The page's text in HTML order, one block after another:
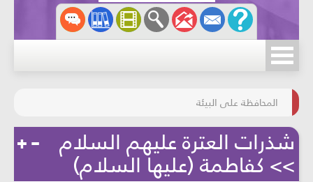
مسابقة الركب الحسينيّ
المحافظة على البيئة
شذرات العترة عليهم السلام
>> كفاطمة (عليها السلام)